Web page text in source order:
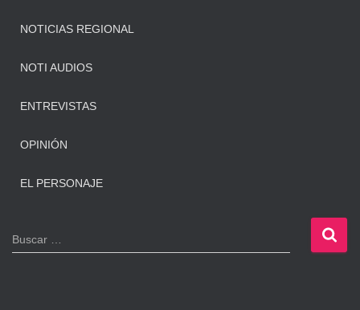
NOTICIAS REGIONAL
NOTI AUDIOS
ENTREVISTAS
OPINIÓN
EL PERSONAJE
B
u
Buscar …